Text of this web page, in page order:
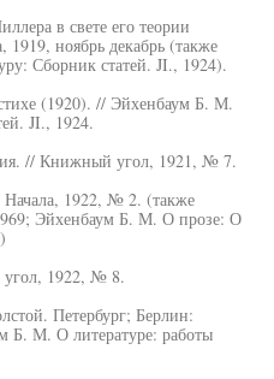
в свете его теории
1919, ноябрь декабрь (также
Сборник статей. JI., 1924).
(1920). // Эйхенбаум Б. М.
JI., 1924.
// Книжный угол, 1921, № 7.
1922, № 2. (также
Эйхенбаум Б. М. О прозе: О
1922, № 8.
Петербург; Берлин:
Б. М. О литературе: работы